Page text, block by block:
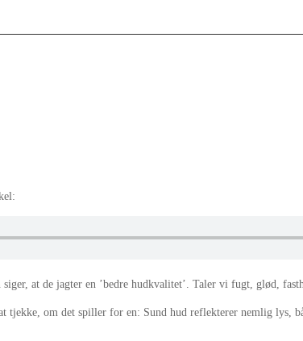
at de jagter en ’bedre hudkvalitet’. Taler vi fugt, glød,
om det spiller for en: Sund hud reflekterer nemlig lys,